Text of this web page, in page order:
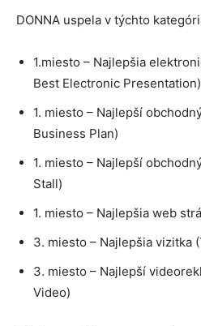
DONNA uspela v týchto
1.miesto – Najlepšia
Best Electronic Presentation)
1. miesto – Najlepší
Business Plan)
1. miesto – Najlepší
Stall)
1. miesto – Najlepšia web
3. miesto – Najlepšia vizitka
3. miesto – Najlepší
Video)